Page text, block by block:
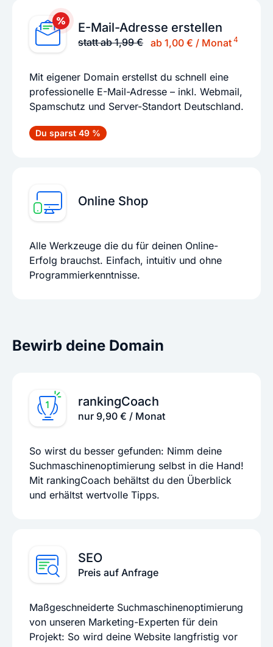
E-Mail-Adresse erstellen
statt ab 1,99 € ab 1,00 € / Monat4
Mit eigener Domain erstellst du schnell eine
professionelle E-Mail-Adresse – inkl. Webmail,
Spamschutz und Server-Standort Deutschland.
Du sparst 49 %
Online Shop
Alle Werkzeuge die du für deinen Online-
Erfolg brauchst. Einfach, intuitiv und ohne
Programmierkenntnisse.
Bewirb deine Domain
rankingCoach
nur 9,90 € / Monat
So wirst du besser gefunden: Nimm deine
Suchmaschinenoptimierung selbst in die Hand!
Mit rankingCoach behältst du den Überblick
und erhältst wertvolle Tipps.
SEO
Preis auf Anfrage
Maßgeschneiderte Suchmaschinenoptimierung
von unseren Marketing-Experten für dein
Projekt: So wird deine Website langfristig vor